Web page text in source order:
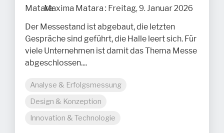
Maxima Matara : Freitag, 9. Januar 2026
Der Messestand ist abgebaut, die letzten
Gespräche sind geführt, die Halle leert sich. Für
viele Unternehmen ist damit das Thema Messe
abgeschlossen....
Analyse & Erfolgsmessung
Design & Konzeption
Innovation & Technologie